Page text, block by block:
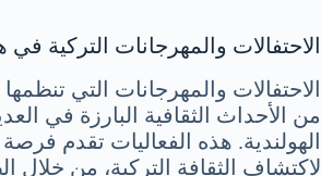
الاحتفالات والمهرجانات التركية في
الاحتفالات والمهرجانات التي تنظمها
من الأحداث الثقافية البارزة في
الهولندية. هذه الفعاليات تقدم فرصة
لاكتشاف الثقافة التركية، من خلال